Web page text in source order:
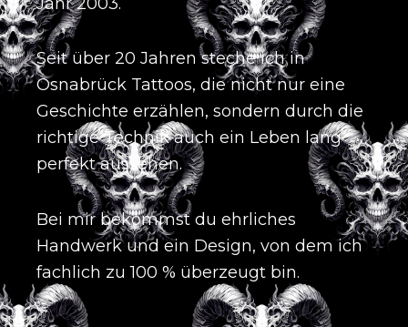
Seit über 20 Jahren steche ich in
Osnabrück Tattoos, die nicht nur eine
Geschichte erzählen, sondern durch die
richtige Technik auch ein Leben lang
perfekt aussehen.
Bei mir bekommst du ehrliches
Handwerk und ein Design, von dem ich
fachlich zu 100 % überzeugt bin.